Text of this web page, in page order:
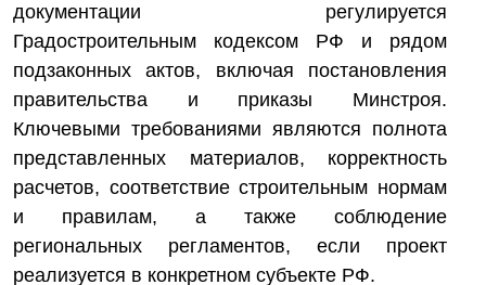
документации регулируется
Градостроительным кодексом РФ и рядом
подзаконных актов, включая постановления
правительства и приказы Минстроя.
Ключевыми требованиями являются полнота
представленных материалов, корректность
расчетов, соответствие строительным нормам
и правилам, а также соблюдение
региональных регламентов, если проект
реализуется в конкретном субъекте РФ.